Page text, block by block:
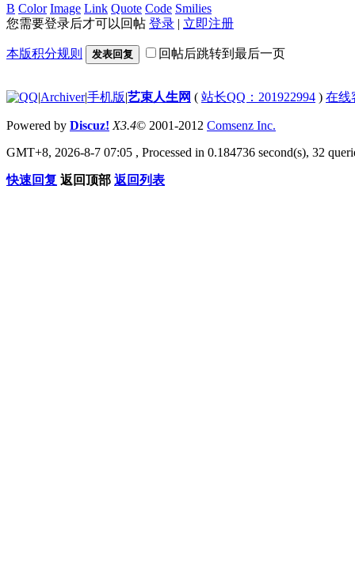
B Color Image Link Quote Code Smilies
您需要登录后才可以回帖 登录 | 立即注册
本版积分规则 发表回复 回帖后跳转到最后一页
|Archiver|手机版|艺束人生网 ( 站长QQ：201922994 ) 在线
Powered by Discuz! X3.4© 2001-2012 Comsenz Inc.
GMT+8, 2026-8-7 07:05 , Processed in 0.184736 second(s), 32
快速回复 返回顶部 返回列表